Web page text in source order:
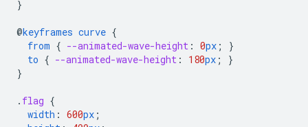
}
@keyframes curve {
from { --animated-wave-height : 0px ;
}
to { --animated-wave-height : 180px ;
}
}
. flag {
width : 600px ;